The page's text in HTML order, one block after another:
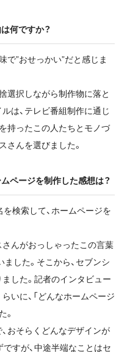
何ですか？
で”おせっかい”だと感じま
選択しながら制作物に落と
は、テレビ番組制作に通じ
持ったこの人たちとモノづ
さんを選びました。
ページを制作した感想は？
を検索して、ホームページを
んがおっしゃったこの言葉
ました。そこから、セブンシ
した。記者のインタビュー
いに、「どんなホームページ
。
おそらくどんなデザインが
すが、中途半端なことはセ